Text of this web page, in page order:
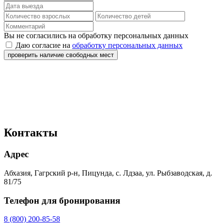
Вы не согласились на обработку персональных данных
Даю согласие на обработку персональных данных
проверить наличие свободных мест
Контакты
Адрес
Абхазия, Гагрский р-н, Пицунда, с. Лдзаа, ул. Рыбзаводская, д.
81/75
Телефон для бронирования
8 (800) 200-85-58